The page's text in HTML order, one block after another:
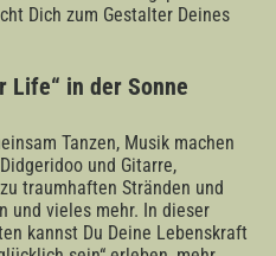
Dich zum Gestalter Deines
Life“ in der Sonne
Tanzen, Musik machen
und Gitarre,
traumhaften Stränden und
und vieles mehr. In dieser
kannst Du Deine Lebenskraft